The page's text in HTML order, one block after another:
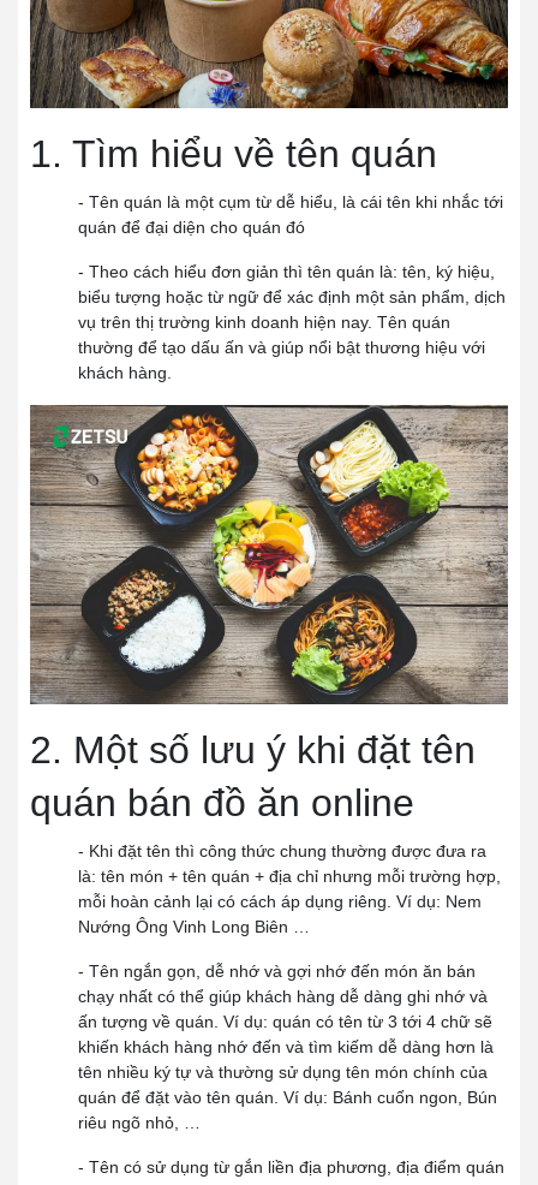
1. Tìm hiểu về tên quán
- Tên quán là một cụm từ dễ hiểu, là cái tên khi nhắc tới
quán để đại diện cho quán đó
- Theo cách hiểu đơn giản thì tên quán là: tên, ký hiệu,
biểu tượng hoặc từ ngữ để xác định một sản phẩm, dịch
vụ trên thị trường kinh doanh hiện nay. Tên quán
thường để tạo dấu ấn và giúp nổi bật thương hiệu với
khách hàng.
2. Một số lưu ý khi đặt tên
quán bán đồ ăn online
- Khi đặt tên thì công thức chung thường được đưa ra
là: tên món + tên quán + địa chỉ nhưng mỗi trường hợp,
mỗi hoàn cảnh lại có cách áp dụng riêng. Ví dụ: Nem
Nướng Ông Vinh Long Biên …
- Tên ngắn gọn, dễ nhớ và gợi nhớ đến món ăn bán
chạy nhất có thể giúp khách hàng dễ dàng ghi nhớ và
ấn tượng về quán. Ví dụ: quán có tên từ 3 tới 4 chữ sẽ
khiến khách hàng nhớ đến và tìm kiếm dễ dàng hơn là
tên nhiều ký tự và thường sử dụng tên món chính của
quán để đặt vào tên quán. Ví dụ: Bánh cuốn ngon, Bún
riêu ngõ nhỏ, …
- Tên có sử dụng từ gắn liền địa phương, địa điểm quán